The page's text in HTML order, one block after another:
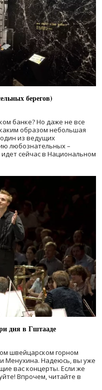
берегов)
банке? Но даже не все
образом небольшая
из ведущих
любознательных –
сейчас в Национальном
дня в Гштааде
швейцарском горном
Менухина. Надеюсь, вы уже
вас концерты. Если же
Впрочем, читайте в